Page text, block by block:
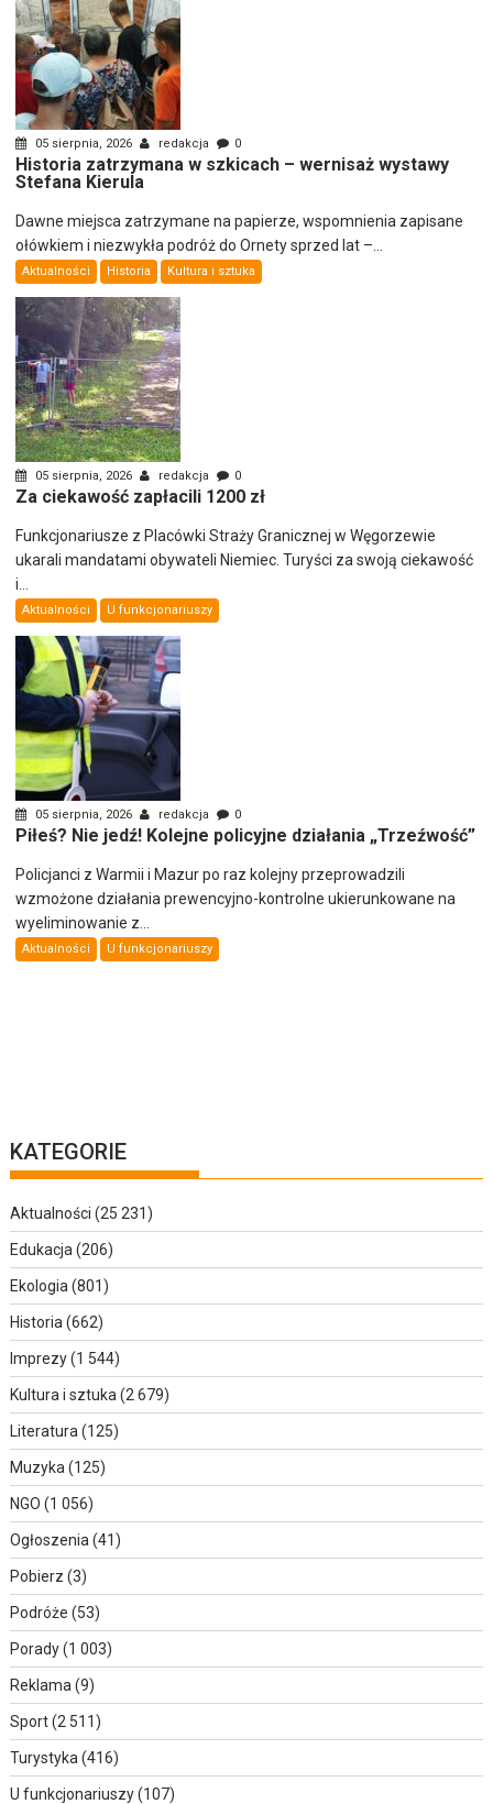
05 sierpnia, 2026 redakcja 0
Historia zatrzymana w szkicach – wernisaż wystawy
Stefana Kierula
Dawne miejsca zatrzymane na papierze, wspomnienia zapisane
ołówkiem i niezwykła podróż do Ornety sprzed lat –...
Aktualności Historia Kultura i sztuka
05 sierpnia, 2026 redakcja 0
Za ciekawość zapłacili 1200 zł
Funkcjonariusze z Placówki Straży Granicznej w Węgorzewie
ukarali mandatami obywateli Niemiec. Turyści za swoją ciekawość
i...
Aktualności U funkcjonariuszy
05 sierpnia, 2026 redakcja 0
Piłeś? Nie jedź! Kolejne policyjne działania „Trzeźwość”
Policjanci z Warmii i Mazur po raz kolejny przeprowadzili
wzmożone działania prewencyjno-kontrolne ukierunkowane na
wyeliminowanie z...
Aktualności U funkcjonariuszy
KATEGORIE
Aktualności (25 231)
Edukacja(206)
Ekologia(801)
Historia(662)
Imprezy(1 544)
Kultura i sztuka(2 679)
Literatura(125)
Muzyka(125)
NGO (1 056)
Ogłoszenia(41)
Pobierz (3)
Podróże (53)
Porady(1 003)
Reklama(9)
Sport(2 511)
Turystyka(416)
U funkcjonariuszy(107)